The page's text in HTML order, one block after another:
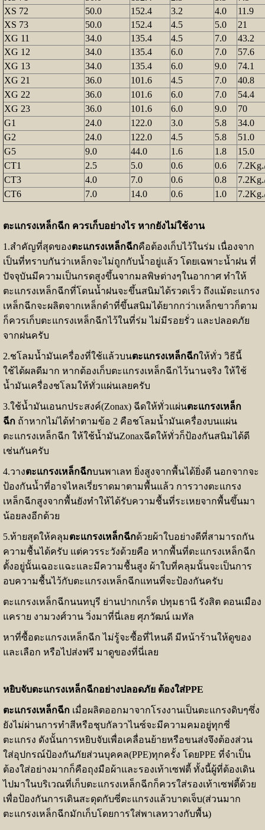
XS 72
50.0 152.4 3.2 4.0
11.9
XS 73
50.0 152.4 4.5 5.0
21
XG 11
34.0 135.4 4.5 7.0
43.2
XG 12
34.0 135.4 6.0 7.0
57.6
XG 13
34.0 135.4 6.0 9.0
74.1
XG 21
36.0 101.6 4.5 7.0
40.8
XG 22
36.0 101.6 6.0 7.0
54.4
XG 23
36.0 101.6 6.0 9.0
70
G1
24.0 122.0 3.0 5.8
34.0
G2
24.0 122.0 4.5 5.8
51.0
G5
9.0 44.0 1.6 1.8
15.0
CT1
2.5 5.0 0.6 0.6
CT3
4.0 7.0 0.6 0.8
CT6
7.0 14.0 0.6 1.0
ตะแกรงเหล็กฉีก ควรเก็บอย่างไร หากยังไม่ใช้งาน
1.สำคัญที่สุดของตะแกรงเหล็กฉีกคือต้องเก็บไว้ในร่ม เนื่องจาก
เป็นที่ทราบกันว่าเหล็กจะไม่ถูกกับน้ำอยู่แล้ว โดยเฉพาะน้ำฝน ที่
ปัจจุบันมีความเป็นกรดสูงขึ้นจากมลพิษต่างๆในอากาศ ทำให้
ตะแกรงเหล็กฉีกที่โดนน้ำฝนจะขึ้นสนิมได้รวดเร็ว ถึงแม้ตะแกรง
เหล็กฉีกจะผลิตจากเหล็กดำที่ขึ้นสนิมได้ยากกว่าเหล็กขาวก็ตาม
ก็ควรเก็บตะแกรงเหล็กฉีกไว้ในที่ร่ม ไม่มีรอยรั่ว และปลอดภัย
จากฝนครับ
2.ชโลมน้ำมันเครื่องที่ใช้แล้วบนตะแกรงเหล็กฉีกให้ทั่ว วิธีนี้
ใช้ได้ผลดีมาก หากต้องเก็บตะแกรงเหล็กฉีกไว้นานจริง ให้ใช้
น้ำมันเครื่องชโลมให้ทั่วแผ่นเลยครับ
3.ใช้น้ำมันเอนกประสงค์(Zonax) ฉีดให้ทั่วแผ่นตะแกรงเหล็ก
ฉีกถ้าหากไม่ได้ทำตามข้อ 2 คือชโลมน้ำมันเครื่องบนแผ่น
ตะแกรงเหล็กฉีก ให้ใช้น้ำมันZonaxฉีดให้ทั่วก็ป้องกันสนิมได้ดี
เช่นกันครับ
4.วางตะแกรงเหล็กฉีกบนพาเลท ยิ่งสูงจากพื้นได้ยิ่งดี นอกจากจะ
ป้องกันน้ำที่อาจไหลเรี่ยราดมาตามพื้นแล้ว การวางตะแกรง
เหล็กฉีกสูงจากพื้นยังทำให้ได้รับความชื้นที่ระเหยจากพื้นขึ้นมา
น้อยลงอีกด้วย
5.ท้ายสุดให้คลุมตะแกรงเหล็กฉีกด้วยผ้าใบอย่างดีที่สามารถกัน
ความชื้นได้ครับ แต่ควรระวังด้วยคือ หากพื้นที่ตะแกรงเหล็กฉีก
ตั้งอยู่นั้นเฉอะแฉะและมีความชื้นสูง ผ้าใบที่คลุมนั้นจะเป็นการ
อบความชื้นไว้กับตะแกรงเหล็กฉีกแทนที่จะป้องกันครับ
ตะแกรงเหล็กฉีกนนทบุรี ย่านปากเกร็ด ปทุมธานี รังสิต ดอนเมือง
แคราย งามวงศ์วาน วิ่งมาที่นี่เลย ศุภวัฒน์ เมทัล
หาที่ซื้อตะแกรงเหล็กฉีก ไม่รู้จะซื้อที่ไหนดี มีหน้าร้านให้ดูของ
และเลือก หรือไปส่งฟรี มาดูของที่นี่เลย
หยิบจับตะแกรงเหล็กฉีกอย่างปลอดภัย ต้องใส่PPE
ตะแกรงเหล็กฉีกเมื่อผลิตออกมาจากโรงงานเป็นตะแกรงดิบๆซึ่ง
ยังไม่ผ่านการทำสีหรือชุบกัลวาไนซ์จะมีความคมอยู่ทุกซี่
ตะแกรง ดังนั้นการหยิบจับเพื่อเคลื่อนย้ายหรือขนส่งจึงต้องส่วน
ใส่อุปกรณ์ป้องกันภัยส่วนบุคคล(PPE)ทุกครั้ง โดยPPE ที่จำเป็น
ต้องใส่อย่างมากก็คือถุงมือผ้าและรองเท้าเซฟตี้ ทั้งนี้ผู้ที่ต้องเดิน
ไปมาในบริเวณที่เก็บตะแกรงเหล็กฉีกก็ควรใส่รองเท้าเซฟตี้ด้วย
เพื่อป้องกันการเดินสะดุดกับซี่ตะแกรงแล้วบาดเจ็บ(ส่วนมาก
ตะแกรงเหล็กฉีกมักเก็บโดยการใส่พาเลทวางกับพื้น)